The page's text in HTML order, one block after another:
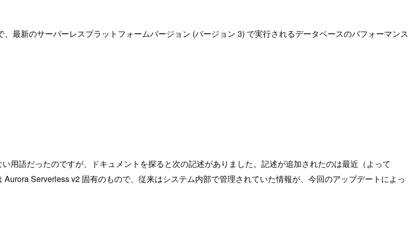
、最新のサーバーレスプラットフォームバージョン (バージョン 3) で実行されるデータベースのパフォーマンス
用語だったのですが、ドキュメントを探ると次の記述がありました。記述が追加されたのは最近（よって
Serverless v2 固有のもので、従来はシステム内部で管理されていた情報が、今回のアップデートによっ